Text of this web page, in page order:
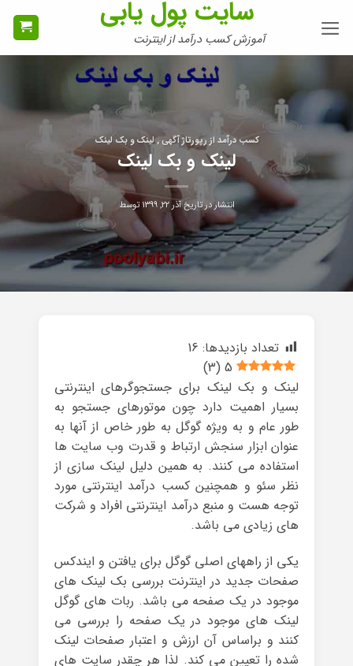
سایت پول یابی
آموزش کسب درآمد از اینترنت
کسب درآمد از رپورتاژ آگهی , لینک و بک لینک
لینک و بک لینک
انتشار در تاریخآذر ۲۲, ۱۳۹۹ توسط
تعداد بازدیدها: 16
5
(
3
)
لینک و بک لینک برای جستجوگرهای اینترنتی
بسیار اهمیت دارد چون موتورهای جستجو به
طور عام و به ویژه گوگل به طور خاص از آنها به
عنوان ابزار سنجش ارتباط و قدرت وب سایت ها
استفاده می­ کنند. به همین دلیل لینک سازی از
نظر سئو و همچنین کسب درآمد اینترنتی مورد
توجه هست و منبع درآمد اینترنتی افراد و شرکت
های زیادی می باشد.
یکی از راههای اصلی گوگل برای یافتن و ایندکس
صفحات جدید در اینترنت بررسی بک لینک های
موجود در یک صفحه می باشد. ربات های گوگل
لینک های موجود در یک صفحه را بررسی می
کنند و براساس آن ارزش و اعتبار صفحات لینک
شده را تعیین می کند. لذا هر چقدر سایت های